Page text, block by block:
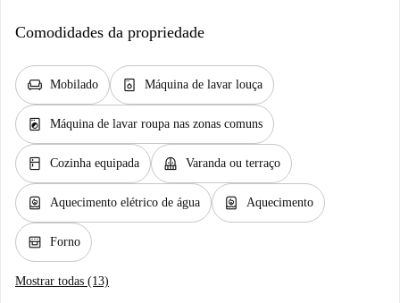
Comodidades da propriedade
chair Mobilado dishwasher_gen Máquina de lavar louça
local_laundry_service Máquina de lavar roupa nas zonas comuns
kitchen Cozinha equipada balcony Varanda ou terraço
water_heater Aquecimento elétrico de água water_heater Aquecimento
oven_gen Forno
Mostrar todas (13)